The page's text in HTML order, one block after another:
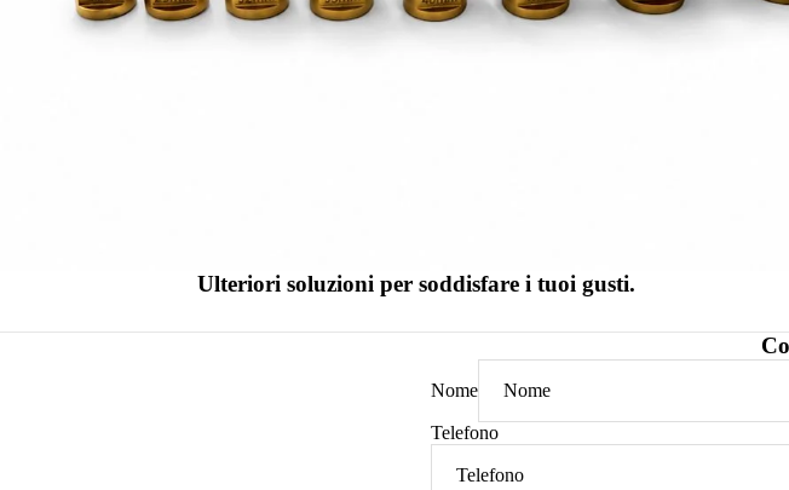
Ulteriori soluzioni per soddisfare i tuoi gusti.
Nome
Telefono